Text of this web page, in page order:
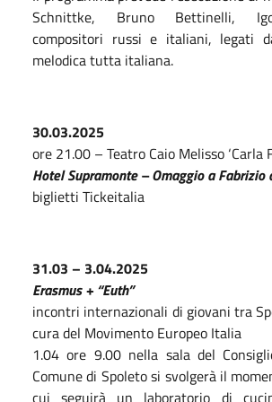
Schnittke, Bruno Bettinelli,
compositori russi e italiani, legati
melodica tutta italiana.
30.03.2025
ore 21.00 – Teatro Caio Melisso ‘Carla
HotelSupramonte –Omaggio aFabrizio
biglietti Tickeitalia
31.03 – 3.04.2025
Erasmus + “Euth”
incontri internazionali di giovani tra
cura del Movimento Europeo Italia
1.04 ore 9.00 nella sala del
Comune di Spoleto si svolgerà il
cui seguirà un laboratorio di